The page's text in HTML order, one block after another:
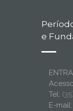
e
Tel:
E-mail: